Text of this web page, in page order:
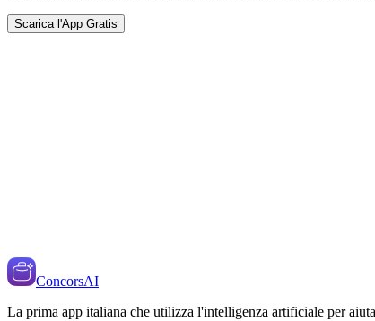
Scarica l'App Gratis
ConcorsAI
La prima app italiana che utilizza l'intelligenza artificiale per